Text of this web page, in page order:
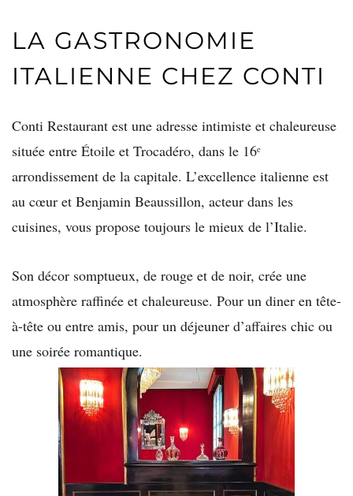
LA GASTRONOMIE
ITALIENNE CHEZ CONTI
Conti Restaurant est une adresse intimiste et chaleureuse
située entre Étoile et Trocadéro, dans le 16ᵉ
arrondissement de la capitale. L’excellence italienne est
au cœur et Benjamin Beaussillon, acteur dans les
cuisines, vous propose toujours le mieux de l’Italie.
Son décor somptueux, de rouge et de noir, crée une
atmosphère raffinée et chaleureuse. Pour un diner en tête-
à-tête ou entre amis, pour un déjeuner d’affaires chic ou
une soirée romantique.